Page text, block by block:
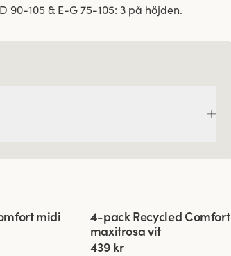
90-105 & E-G 75-105: 3 på höjden.
midi
4-pack Recycled Comfort
maxitrosa vit
439 kr